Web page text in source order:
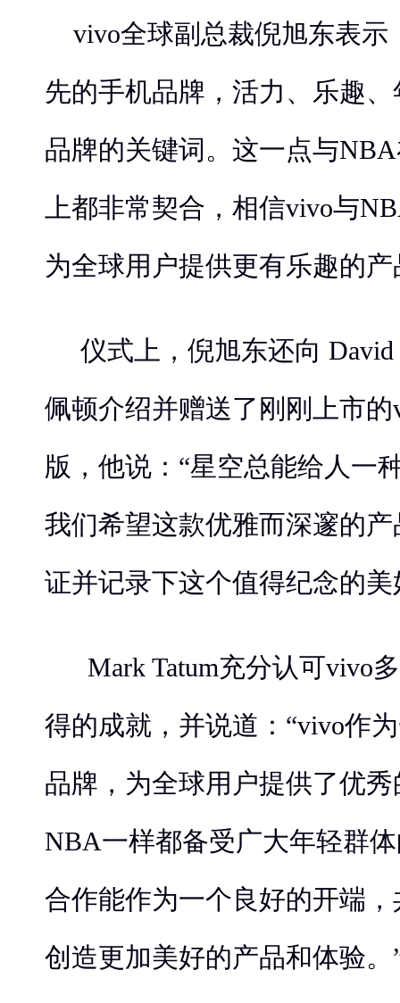
vivo全球副总裁倪旭东表示
先的手机品牌，活力、乐趣
品牌的关键词。这一点与
上都非常契合，相信vivo与
为全球用户提供更有乐趣的产
仪式上，倪旭东还向 David
佩顿介绍并赠送了刚刚上市
版，他说：“星空总能给人一
我们希望这款优雅而深邃的
证并记录下这个值得纪念的美
Mark Tatum充分认可vivo
得的成就，并说道：“vivo作
品牌，为全球用户提供了优
NBA一样都备受广大年轻群
合作能作为一个良好的开端
创造更加美好的产品和体验。